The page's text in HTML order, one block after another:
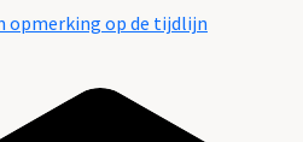
opmerking op de tijdlijn